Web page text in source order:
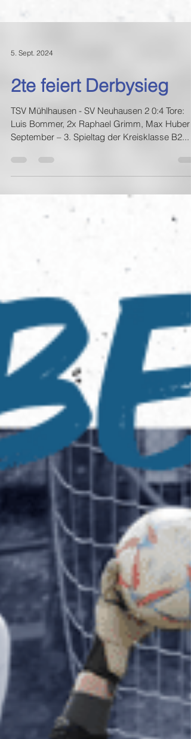
5. Sept. 2024
2te feiert Derbysieg
TSV Mühlhausen - SV Neuhausen 2 0:4 Tore:
September – 3. Spieltag der Kreisklasse B2...